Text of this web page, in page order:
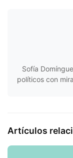
Sofía
políticos con
Artículos